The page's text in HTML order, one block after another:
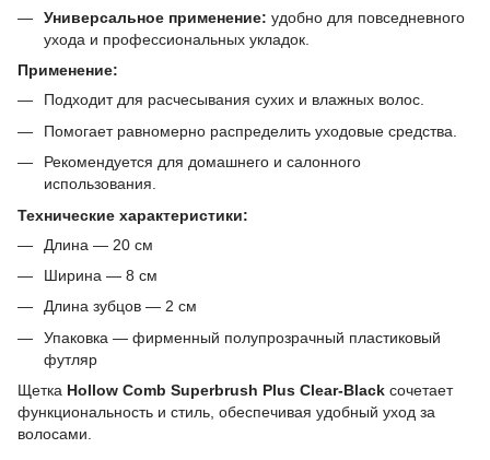
Универсальное применение: удобно для повседневного
ухода и профессиональных укладок.
Применение:
Подходит для расчесывания сухих и влажных волос.
Помогает равномерно распределить уходовые средства.
Рекомендуется для домашнего и салонного
использования.
Технические характеристики:
Длина — 20 см
Ширина — 8 см
Длина зубцов — 2 см
Упаковка — фирменный полупрозрачный пластиковый
футляр
Щетка Hollow Comb Superbrush Plus Clear-Black сочетает
функциональность и стиль, обеспечивая удобный уход за
волосами.